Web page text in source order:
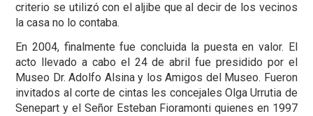
criterio se utilizó con el aljibe que al decir de los vecinos
la casa no lo contaba.
En 2004, finalmente fue concluida la puesta en valor. El
acto llevado a cabo el 24 de abril fue presidido por el
Museo Dr. Adolfo Alsina y los Amigos del Museo. Fueron
invitados al corte de cintas les concejales Olga Urrutia de
Senepart y el Señor Esteban Fioramonti quienes en 1997